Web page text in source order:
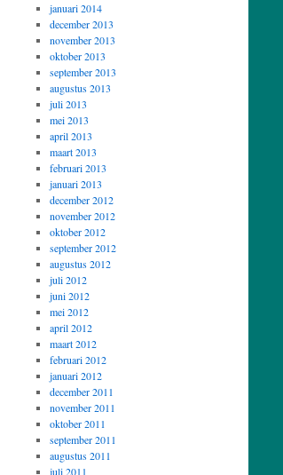
januari 2014
december 2013
november 2013
oktober 2013
september 2013
augustus 2013
juli 2013
mei 2013
april 2013
maart 2013
februari 2013
januari 2013
december 2012
november 2012
oktober 2012
september 2012
augustus 2012
juli 2012
juni 2012
mei 2012
april 2012
maart 2012
februari 2012
januari 2012
december 2011
november 2011
oktober 2011
september 2011
augustus 2011
juli 2011